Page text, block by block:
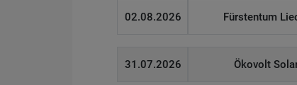
02.08.2026 Fürstentum
31.07.2026 Ökovolt